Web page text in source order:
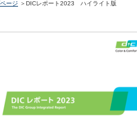
ージ ＞DICレポート2023 ハイライト版